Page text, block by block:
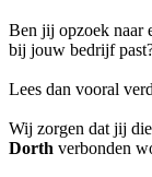
Ben jij opzoek naar
bij jouw bedrijf
Lees dan vooral
Wij zorgen dat jij
Dorth verbonden